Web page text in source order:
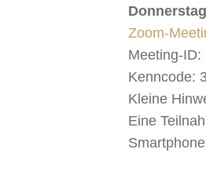
Zoom-
Meeting-ID:
Kenncode:
Kleine
Eine